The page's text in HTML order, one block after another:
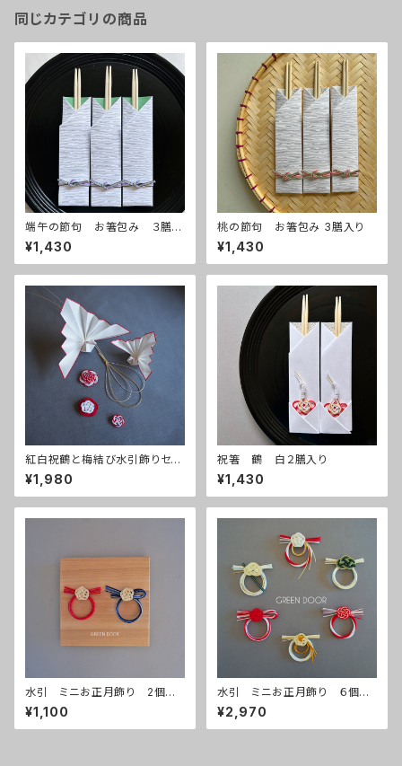
同じカテゴリの商品
端午の節句 お箸包み ３膳入
り
¥1,430
桃の節句 お箸包み 3膳入り
¥1,430
紅白祝鶴と梅結び水引飾りセッ
ト
¥1,980
祝箸 鶴 白２膳入り
¥1,430
水引 ミニお正月飾り 2個入
り
¥1,100
水引 ミニお正月飾り ６個入
り
¥2,970